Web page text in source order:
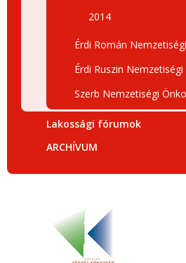
2014
Érdi Román
Érdi Ruszin
Szerb Nemzetiségi
Lakossági fórumok
ARCHÍVUM